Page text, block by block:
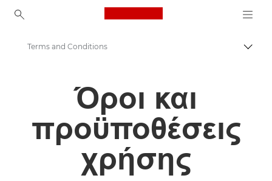
Canon Logo, back to
Terms and Conditions
Όροι και
προϋποθέσεις
χρήσης